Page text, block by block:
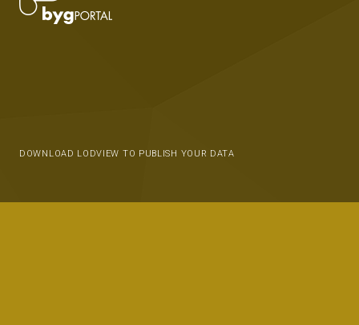
DOWNLOAD LODVIEW TO PUBLISH YOUR DATA